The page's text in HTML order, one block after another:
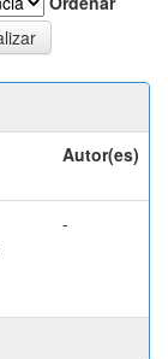
Autor(es)
-